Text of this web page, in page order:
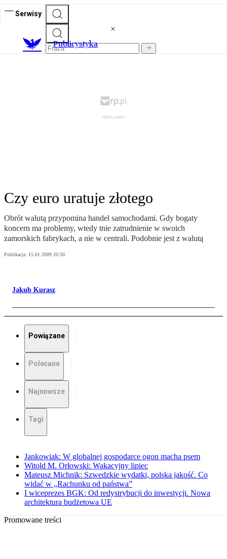
Serwisy
Publicystyka
Czy euro uratuje złotego
Obrót walutą przypomina handel samochodami. Gdy bogaty
koncern ma problemy, wtedy tnie zatrudnienie w swoich
zamorskich fabrykach, a nie w centrali. Podobnie jest z walutą
Publikacja: 15.01.2009 20:50
Jakub Kurasz
Powiązane
Polecane
Najnowsze
Tagi
Jankowiak: W globalnej gospodarce ogon macha psem
Witold M. Orłowski: Wakacyjny lipiec
Mateusz Michnik: Szwedzkie wydatki, polska jakość. Co
widać w „Rachunku od państwa”
I wiceprezes BGK: Od redystrybucji do inwestycji. Nowa
architektura budżetowa UE
Promowane treści